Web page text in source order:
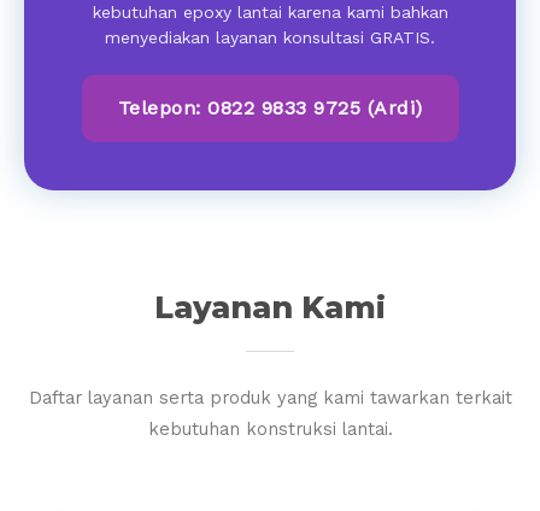
kebutuhan epoxy lantai karena kami bahkan
menyediakan layanan konsultasi GRATIS.
Telepon: 0822 9833 9725 (Ardi)
Layanan Kami
Daftar layanan serta produk yang kami tawarkan terkait
kebutuhan konstruksi lantai.